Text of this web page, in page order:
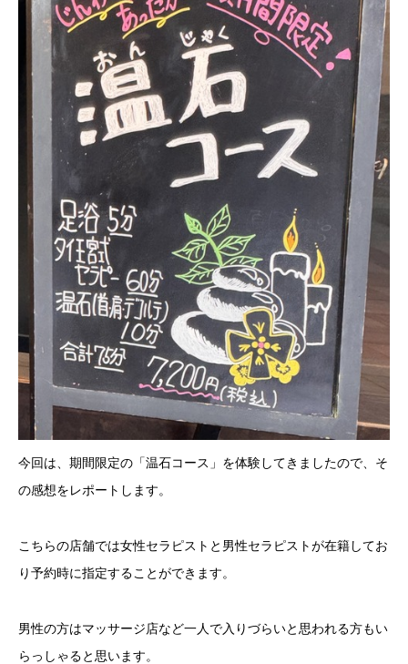
今回は、期間限定の「温石コース」を体験してきましたので、そ
の感想をレポートします。
こちらの店舗では女性セラピストと男性セラピストが在籍してお
り予約時に指定することができます。
男性の方はマッサージ店など一人で入りづらいと思われる方もい
らっしゃると思います。